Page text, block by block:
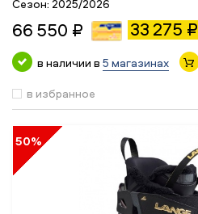
Сезон: 2025/2026
66 550 ₽ 33 275 ₽
в наличии в 5 магазинах
в избранное
50%